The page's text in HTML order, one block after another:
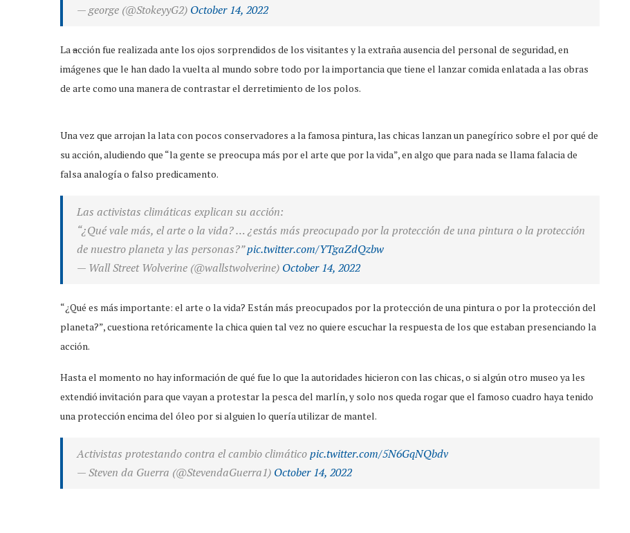
— george (@StokeyyG2) October 14, 2022
Laacción fue realizada ante los ojos sorprendidos de los visitantes y la extraña ausencia del personal de seguridad, en
imágenes que le han dado la vuelta al mundo sobre todo por la importancia que tiene el lanzar comida enlatada a las obras
de arte como una manera de contrastar el derretimiento de los polos.
Una vez que arrojan la lata con pocos conservadores a la famosa pintura, las chicas lanzan un panegírico sobre el por qué de
su acción, aludiendo que “la gente se preocupa más por el arte que por la vida”, en algo que para nada se llama falacia de
falsa analogía o falso predicamento.
Las activistas climáticas explican su acción:
“¿Qué vale más, el arte o la vida? … ¿estás más preocupado por la protección de una pintura o la protección
de nuestro planeta y las personas?”pic.twitter.com/YTgaZdQzbw
— Wall Street Wolverine (@wallstwolverine) October 14, 2022
“¿Qué es más importante: el arte o la vida? Están más preocupados por la protección de una pintura o por la protección del
planeta?”, cuestiona retóricamente la chica quien tal vez no quiere escuchar la respuesta de los que estaban presenciando la
acción.
Hasta el momento no hay información de qué fue lo que la autoridades hicieron con las chicas, o si algún otro museo ya les
extendió invitación para que vayan a protestar la pesca del marlín, y solo nos queda rogar que el famoso cuadro haya tenido
una protección encima del óleo por si alguien lo quería utilizar de mantel.
Activistas protestando contra el cambio climáticopic.twitter.com/5N6GqNQbdv
— Steven da Guerra (@StevendaGuerra1) October 14, 2022